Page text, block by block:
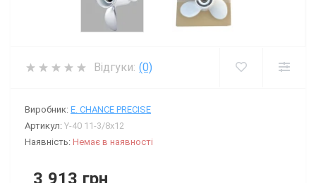
Відгуки: (0)
Виробник: E. CHANCE PRECISE
Артикул: Y-40 11-3/8x12
Наявність: Немає в наявності
3 913 грн